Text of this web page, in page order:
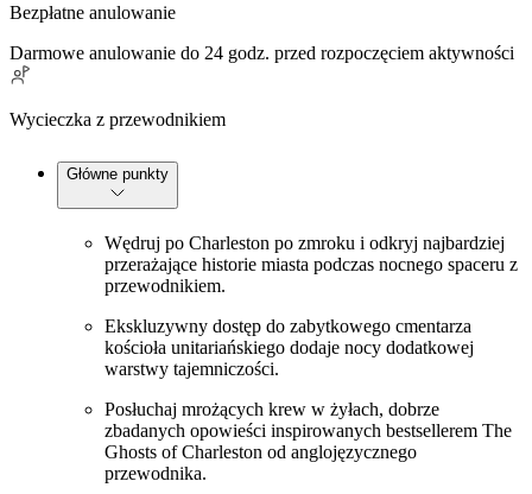
Bezpłatne anulowanie
Darmowe anulowanie do 24 godz. przed rozpoczęciem aktywności
Wycieczka z przewodnikiem
Główne punkty
Wędruj po Charleston po zmroku i odkryj najbardziej
przerażające historie miasta podczas nocnego spaceru z
przewodnikiem.
Ekskluzywny dostęp do zabytkowego cmentarza
kościoła unitariańskiego dodaje nocy dodatkowej
warstwy tajemniczości.
Posłuchaj mrożących krew w żyłach, dobrze
zbadanych opowieści inspirowanych bestsellerem The
Ghosts of Charleston od anglojęzycznego
przewodnika.